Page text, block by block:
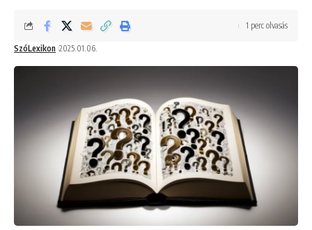
SzóLexikon 2025.01.06.
1 perc olvasás